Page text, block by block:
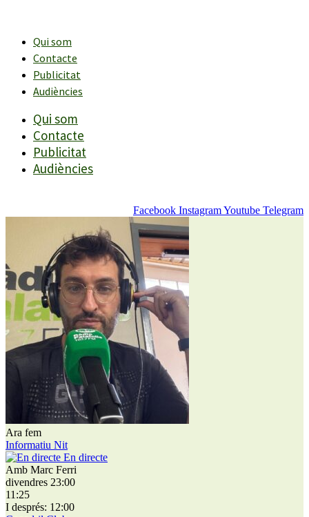
contingutQui som
Contacte
Publicitat
Audiències
Qui som
Contacte
Publicitat
Audiències
Facebook InstagramYoutube Telegram
Ara fem
Informatiu Nit
En directe
Amb Marc Ferri
divendres 23:00
11:25
I després: 12:00